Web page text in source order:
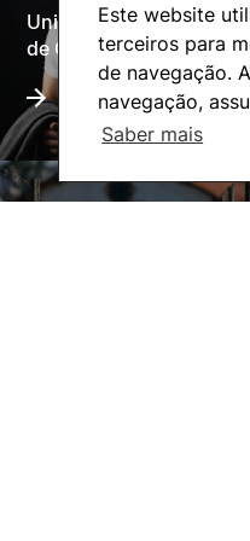
Este website
terceiros para
de navegação.
navegação,
Saber mais
Universidade
de Coimbra